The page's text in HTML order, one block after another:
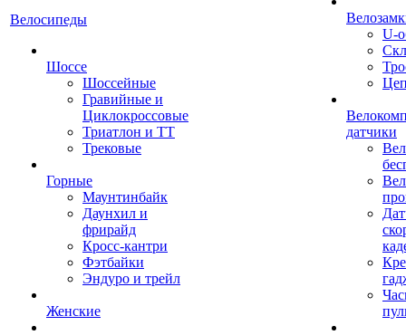
Велосипеды
Шоссе
Шоссейные
Гравийные и
Циклокроссовые
Триатлон и ТТ
Трековые
Горные
Маунтинбайк
Даунхил и
фрирайд
Кросс-кантри
Фэтбайки
Эндуро и трейл
Женские
U-
датчики